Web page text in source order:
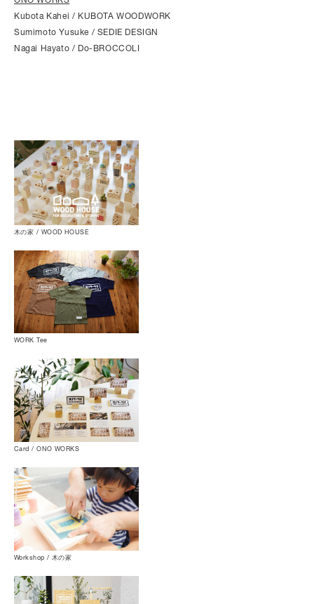
Kubota Kahei / KUBOTA WOODWORK
Sumimoto Yusuke / SEDIE DESIGN
Nagai Hayato / Do-BROCCOLI
木の家 / WOOD HOUSE
WORK Tee
Card / ONO WORKS
Workshop / 木の家